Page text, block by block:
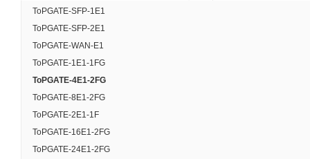
ToPGATE-SFP-1Е1
ToPGATE-SFP-2Е1
ToPGATE-WAN-E1
ToPGATE-1E1-1FG
ToPGATE-4E1-2FG
ToPGATE-8E1-2FG
ToPGATE-2E1-1F
ToPGATE-16E1-2FG
ToPGATE-24E1-2FG